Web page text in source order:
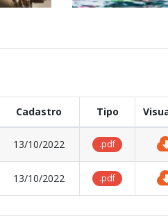
Cadastro Tipo
13/10/2022 .pdf
13/10/2022 .pdf